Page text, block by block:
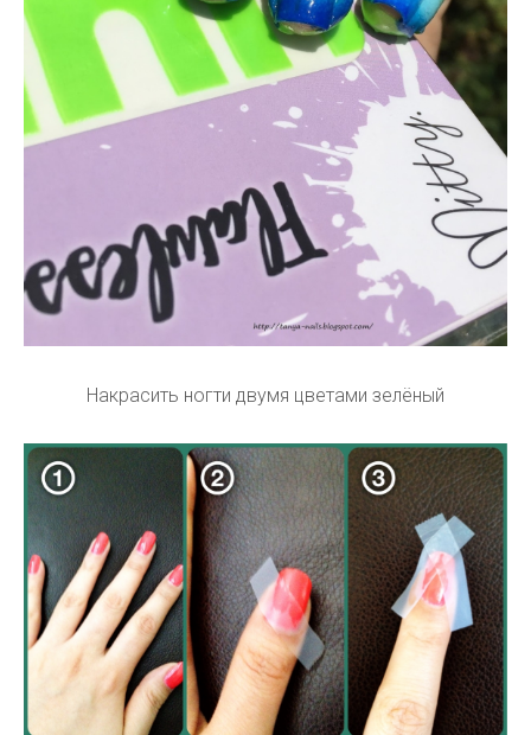
Накрасить ногти двумя цветами зелёный